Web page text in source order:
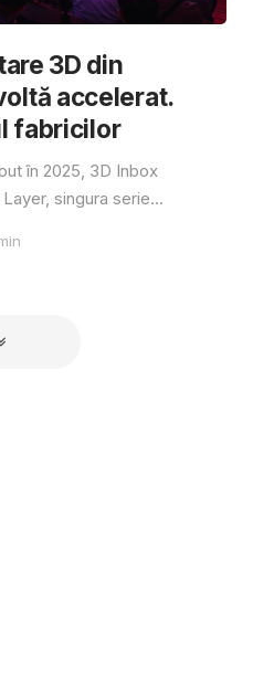
3D din
accelerat.
fabricilor
în 2025, 3D Inbox
singura serie...